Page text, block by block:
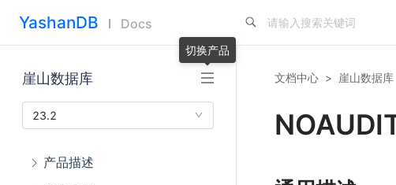
YashanDB Docs
崖山数据库
23.2
产品描述
文档中心 > 崖山数据库
切换产品